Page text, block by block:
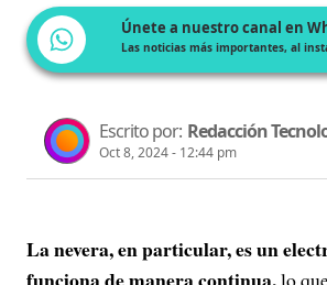
Únete a nuestro canal en
Las noticias más importantes, al
Escrito por: Redacción
Oct 8, 2024 - 12:44 pm
La nevera, en particular, es un
lo